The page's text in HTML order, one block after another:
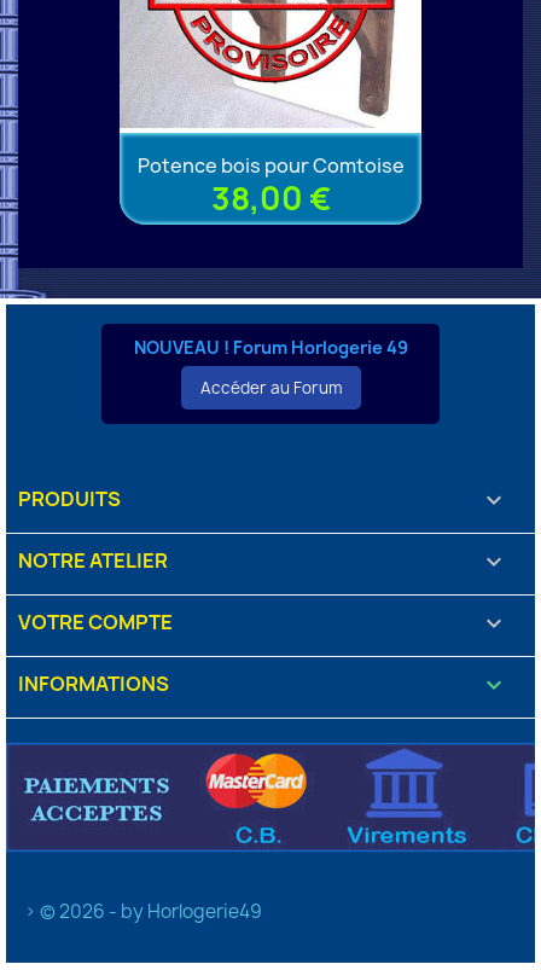
Potence bois pour Comtoise
38,00 €
NOUVEAU ! Forum Horlogerie 49
Accéder au Forum
PRODUITS 
NOTRE ATELIER 
VOTRE COMPTE 
INFORMATIONS keyboard_arrow_down
> © 2026 - by Horlogerie49